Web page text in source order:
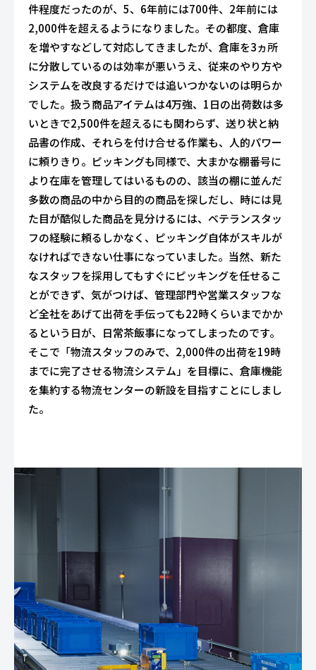
件程度だったのが、5、6年前には700件、2年前には
2,000件を超えるようになりました。その都度、倉庫
を増やすなどして対応してきましたが、倉庫を3ヵ所
に分散しているのは効率が悪いうえ、従来のやり方や
システムを改良するだけでは追いつかないのは明らか
でした。扱う商品アイテムは4万強、1日の出荷数は多
いときで2,500件を超えるにも関わらず、送り状と納
品書の作成、それらを付け合せる作業も、人的パワー
に頼りきり。ピッキングも同様で、大まかな棚番号に
より在庫を管理してはいるものの、該当の棚に並んだ
多数の商品の中から目的の商品を探しだし、時には見
た目が酷似した商品を見分けるには、ベテランスタッ
フの経験に頼るしかなく、ピッキング自体がスキルが
なければできない仕事になっていました。当然、新た
なスタッフを採用してもすぐにピッキングを任せるこ
とができず、気がつけば、管理部門や営業スタッフな
ど全社をあげて出荷を手伝っても22時くらいまでかか
るという日が、日常茶飯事になってしまったのです。
そこで「物流スタッフのみで、2,000件の出荷を19時
までに完了させる物流システム」を目標に、倉庫機能
を集約する物流センターの新設を目指すことにしまし
た。